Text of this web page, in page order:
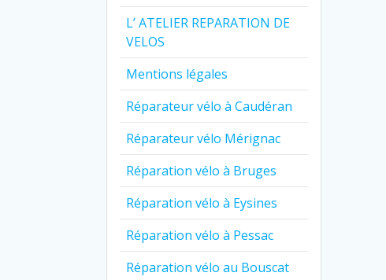
L’ ATELIER REPARATION DE
VELOS
Mentions légales
Réparateur vélo à Caudéran
Réparateur vélo Mérignac
Réparation vélo à Bruges
Réparation vélo à Eysines
Réparation vélo à Pessac
Réparation vélo au Bouscat